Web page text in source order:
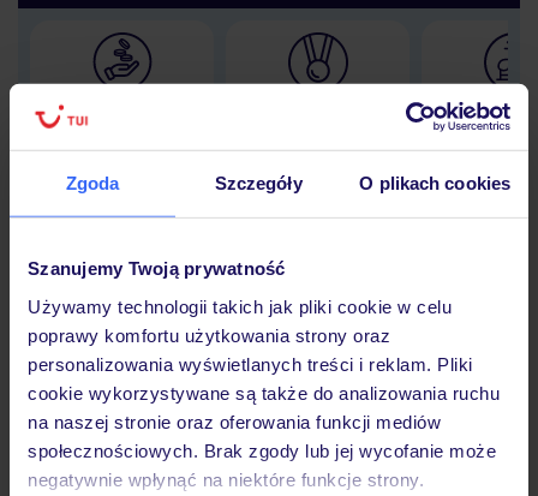
Zgoda Szczegóły O plikach cookies
Szanujemy Twoją prywatność
Używamy technologii takich jak pliki cookie w celu
poprawy komfortu użytkowania strony oraz
personalizowania wyświetlanych treści i reklam. Pliki
cookie wykorzystywane są także do analizowania ruchu
na naszej stronie oraz oferowania funkcji mediów
społecznościowych. Brak zgody lub jej wycofanie może
negatywnie wpłynąć na niektóre funkcje strony.
Lider niskich cen 30 lat w
Hotel
Opinie
Pokoje